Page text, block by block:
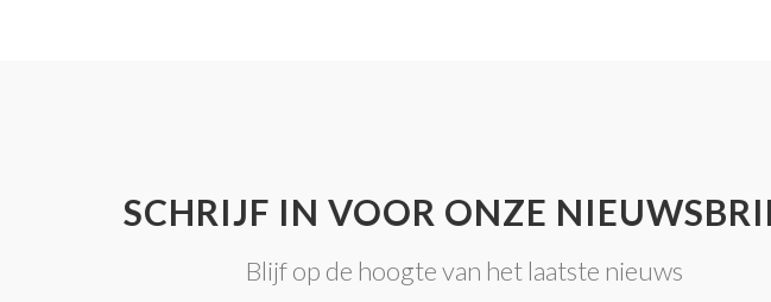
SCHRIJF IN VOOR ONZE
Blijf op de hoogte van het laatste nieuws